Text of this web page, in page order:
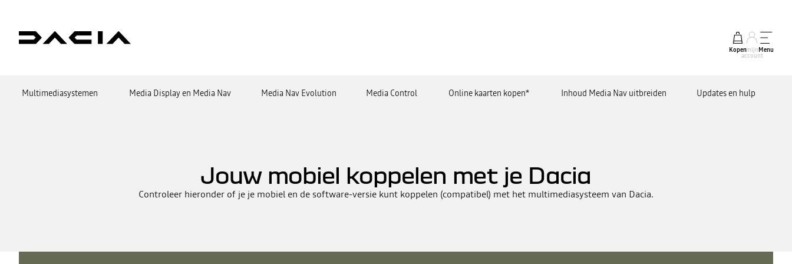
Kopenmijn
account
Menu
Multimediasystemen Media Display en Media Nav Media Nav Evolution Media Control Online kaarten kopen* Inhoud Media Nav uitbreiden Updates en hulp
Jouw mobiel koppelen met je Dacia
Controleer hieronder of je je mobiel en de software-versie kunt koppelen (compatibel) met het multimediasysteem van Dacia.